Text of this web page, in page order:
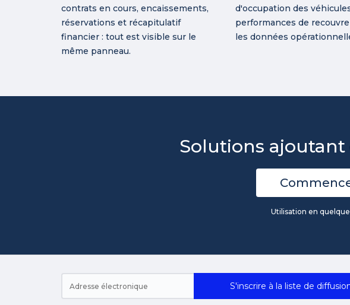
contrats en cours, encaissements,
réservations et récapitulatif
financier : tout est visible sur le
même panneau.
d'occupation des
performances de
les données
Solutions
Utilisation en
S'inscrire à la liste de